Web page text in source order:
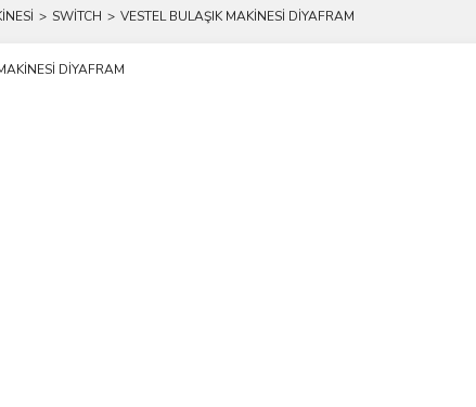
SWİTCH VESTEL BULAŞIK MAKİNESİ DİYAFRAM